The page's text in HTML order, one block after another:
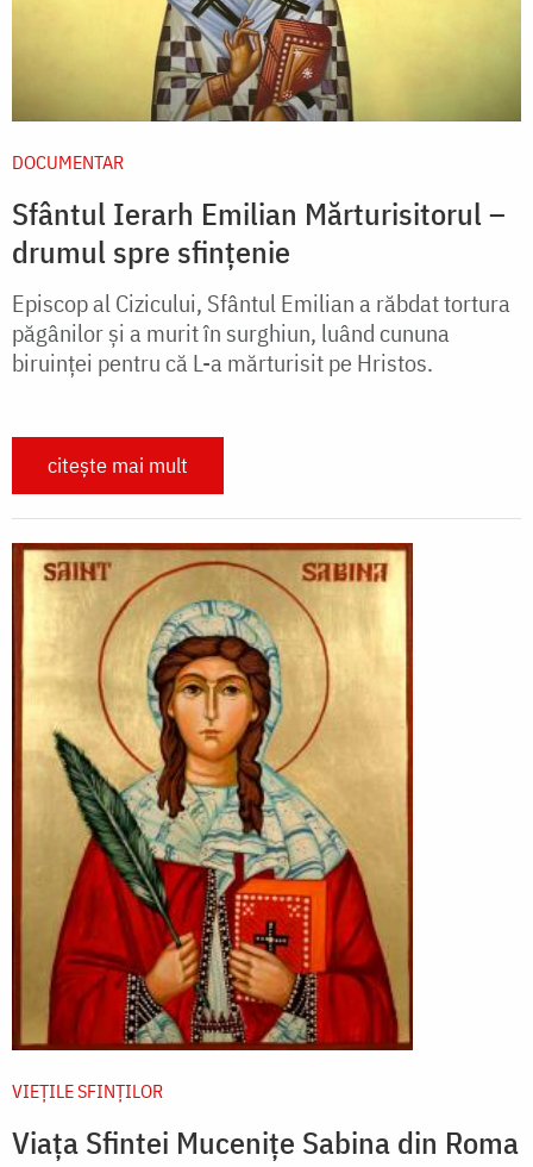
DOCUMENTAR
Sfântul Ierarh Emilian Mărturisitorul –
drumul spre sfințenie
Episcop al Cizicului, Sfântul Emilian a răbdat tortura
păgânilor și a murit în surghiun, luând cununa
biruinței pentru că L-a mărturisit pe Hristos.
citește mai mult
VIEŢILE SFINŢILOR
Viața Sfintei Mucenițe Sabina din Roma